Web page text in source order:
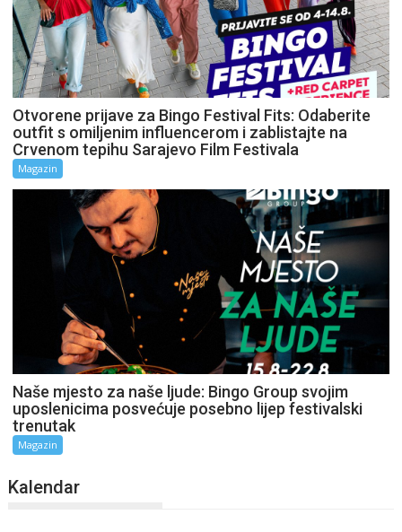
Otvorene prijave za Bingo Festival Fits: Odaberite
outfit s omiljenim influencerom i zablistajte na
Crvenom tepihu Sarajevo Film Festivala
Magazin
Naše mjesto za naše ljude: Bingo Group svojim
uposlenicima posvećuje posebno lijep festivalski
trenutak
Magazin
Kalendar